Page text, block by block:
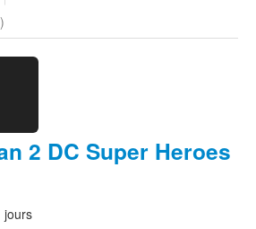
2 DC Super Heroes
jours